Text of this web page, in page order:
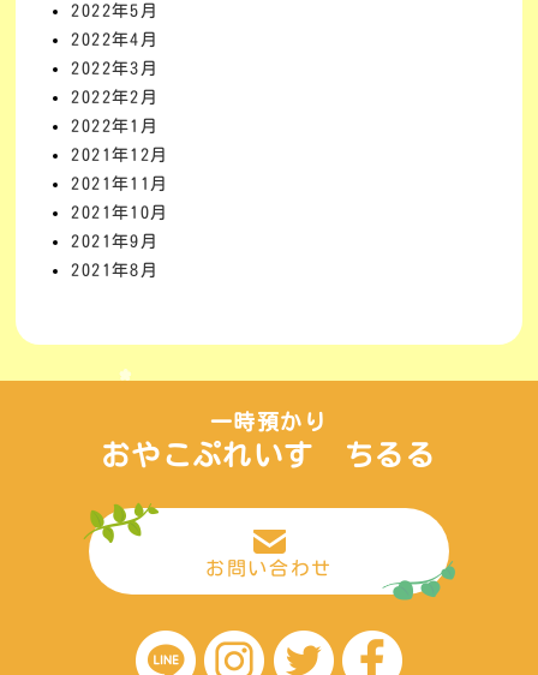
2022年5月
2022年4月
2022年3月
2022年2月
2022年1月
2021年12月
2021年11月
2021年10月
2021年9月
2021年8月
一時預かり
おやこぷれいす ちるる
お問い合わせ